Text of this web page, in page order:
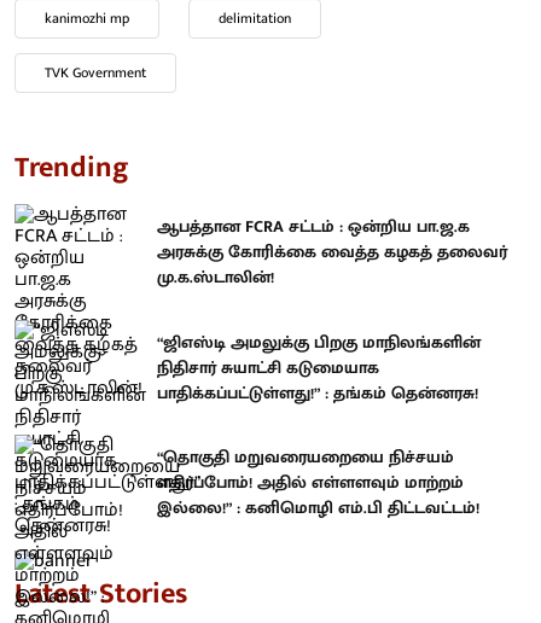
kanimozhi mp delimitation
TVK Government
Trending
ஆபத்தான FCRA சட்டம் : ஒன்றிய பா.ஜ.க
அரசுக்கு கோரிக்கை வைத்த கழகத் தலைவர்
மு.க.ஸ்டாலின்!
“ஜிஎஸ்டி அமலுக்கு பிறகு மாநிலங்களின்
நிதிசார் சுயாட்சி கடுமையாக
பாதிக்கப்பட்டுள்ளது!” : தங்கம் தென்னரசு!
“தொகுதி மறுவரையறையை நிச்சயம்
எதிர்ப்போம்! அதில் எள்ளளவும் மாற்றம்
இல்லை!” : கனிமொழி எம்.பி திட்டவட்டம்!
Latest Stories